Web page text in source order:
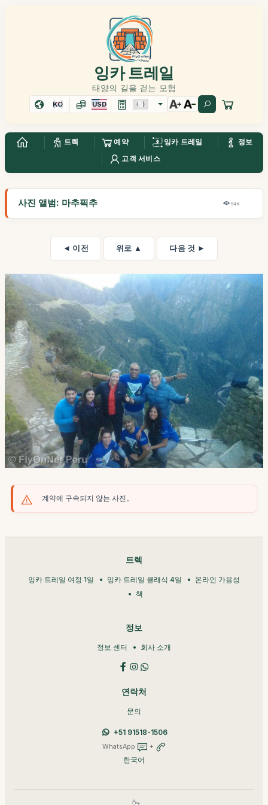
잉카 트레일
태양의 길을 걷는 모험
KO USD
트렉 예약 잉카 트레일
정보
고객 서비스
사진 앨범: 마추픽추 54K
◄ 이전 위로 ▲ 다음 것 ►
계약에 구속되지 않는 사진。
트렉
잉카 트레일 여정 1일 잉카 트레일 클래식 4일
온라인 가용성
책
정보
정보 센터 회사 소개
연락처
문의
+51 91518-1506
WhatsApp +
한국어